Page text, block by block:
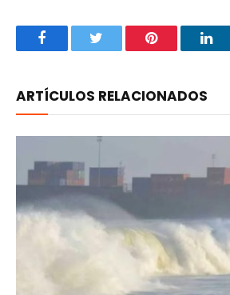
Facebook Pinterest
ARTÍCULOS RELACIONADOS